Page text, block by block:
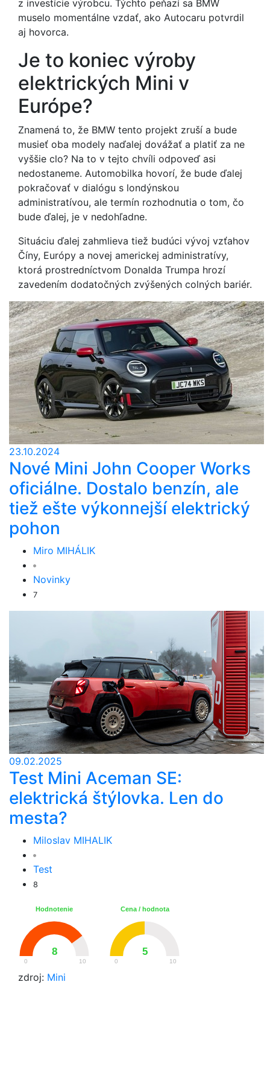
z investície výrobcu. Týchto peňazí sa BMW
muselo momentálne vzdať, ako Autocaru potvrdil
aj hovorca.
Je to koniec výroby
elektrických Mini v
Európe?
Znamená to, že BMW tento projekt zruší a bude
musieť oba modely naďalej dovážať a platiť za ne
vyššie clo? Na to v tejto chvíli odpoveď asi
nedostaneme. Automobilka hovorí, že bude ďalej
pokračovať v dialógu s londýnskou
administratívou, ale termín rozhodnutia o tom, čo
bude ďalej, je v nedohľadne.
Situáciu ďalej zahmlieva tiež budúci vývoj vzťahov
Číny, Európy a novej americkej administratívy,
ktorá prostredníctvom Donalda Trumpa hrozí
zavedením dodatočných zvýšených colných bariér.
23.10.2024
Nové Mini John Cooper Works
oficiálne. Dostalo benzín, ale
tiež ešte výkonnejší elektrický
pohon
Miro MIHÁLIK
Novinky
7
09.02.2025
Test Mini Aceman SE:
elektrická štýlovka. Len do
mesta?
Miloslav MIHALIK
Test
8
Hodnotenie
8
0 10
Cena / hodnota
5
0 10
zdroj: Mini